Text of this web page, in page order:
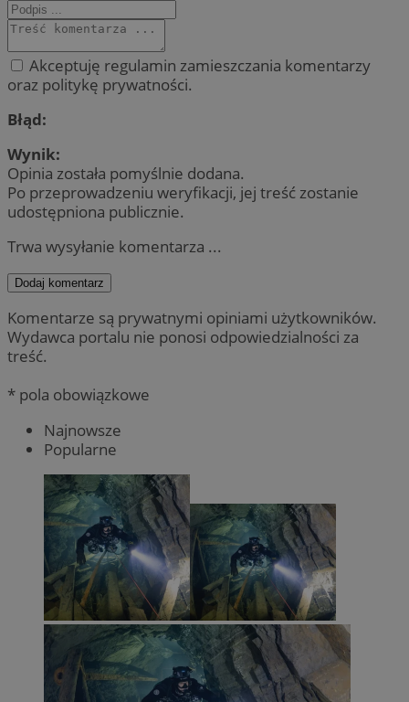
Akceptuję regulamin zamieszczania komentarzy
oraz politykę prywatności.
Błąd:
Wynik:
Opinia została pomyślnie dodana.
Po przeprowadzeniu weryfikacji, jej treść zostanie
udostępniona publicznie.
Trwa wysyłanie komentarza ...
Dodaj komentarz
Komentarze są prywatnymi opiniami użytkowników.
Wydawca portalu nie ponosi odpowiedzialności za
treść.
* pola obowiązkowe
Najnowsze
Popularne